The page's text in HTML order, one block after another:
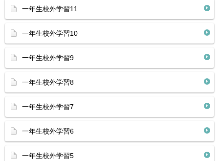
一年生校外学習11
一年生校外学習10
一年生校外学習9
一年生校外学習8
一年生校外学習7
一年生校外学習6
一年生校外学習5